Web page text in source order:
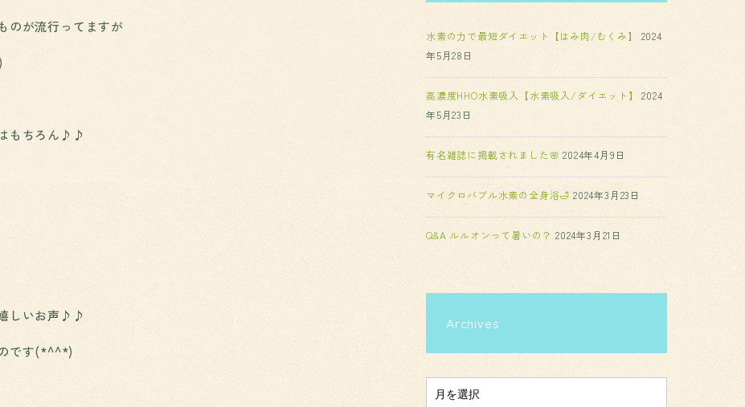
のが流行ってますが
もちろん♪♪
しいお声♪♪
です(*^^*)
水素の力で最短ダイエット【はみ肉/むくみ】
2024
年5月28日
高濃度HHO水素吸入【水素吸入/ダイエット】
2024
年5月23日
有名雑誌に掲載されました🌸 2024年4月9日
マイクロバブル水素の全身浴🛁 2024年3月23日
Q&A ルルオンって暑いの？ 2024年3月21日
Archives